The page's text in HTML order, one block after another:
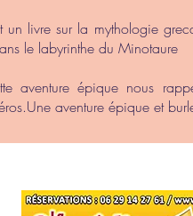
livre sur la mythologie
le labyrinthe du Minotaure
aventure épique nous
aventure épique et